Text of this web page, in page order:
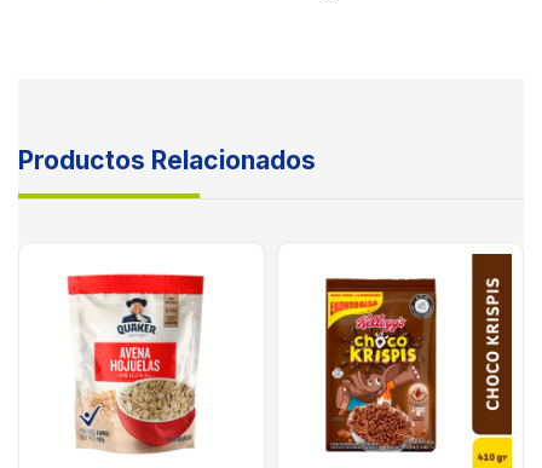
Productos Relacionados